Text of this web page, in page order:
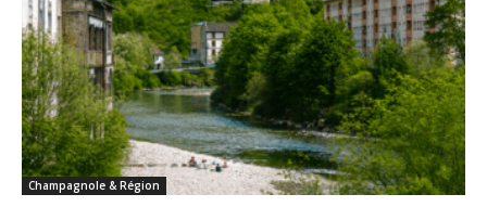
Champagnole & Région